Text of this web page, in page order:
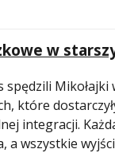
w
spędzili
które
integracji.
wszystkie